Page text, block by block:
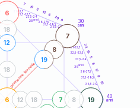
generazione femminile
30
anni
40
anni
21-22,5
22,5-23,5
23,5-24
26-27,5
27,5-28,5
28,5-29
31-32,5
32,5-33,5
33,5-34
36-37,5
37,5-38,5
38,5-39
7
19 5
13
6
20
9
22
15
5
8
17
9
10
6
19
6
7
7
18
8
12
12 18
18
8
19
25anni
35anni